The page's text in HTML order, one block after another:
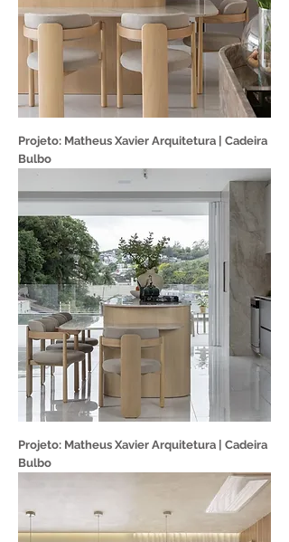
Projeto: Matheus Xavier Arquitetura | Cadeira
Bulbo
Projeto: Matheus Xavier Arquitetura | Cadeira
Bulbo